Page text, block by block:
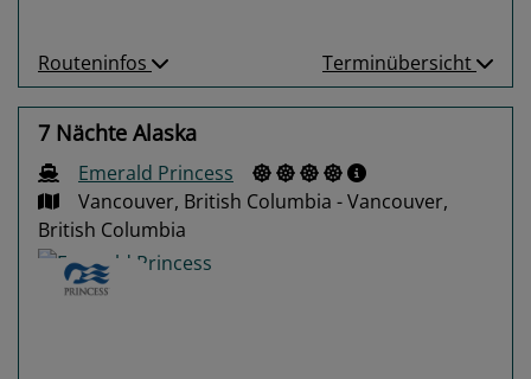
Routeninfos Terminübersicht
7 Nächte Alaska
Emerald Princess
Vancouver, British Columbia - Vancouver,
British Columbia